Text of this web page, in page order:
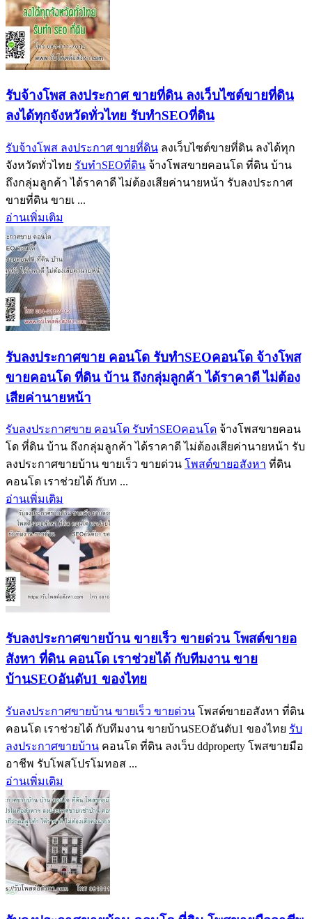
รับจ้างโพส ลงประกาศ ขายที่ดิน ลงเว็บไซต์ขายที่ดิน
ลงได้ทุกจังหวัดทั่วไทย รับทำSEOที่ดิน
รับจ้างโพส ลงประกาศ ขายที่ดิน ลงเว็บไซต์ขายที่ดิน ลงได้ทุก
จังหวัดทั่วไทย รับทำSEOที่ดิน จ้างโพสขายคอนโด ที่ดิน บ้าน
ถึงกลุ่มลูกค้า ได้ราคาดี ไม่ต้องเสียค่านายหน้า รับลงประกาศ
ขายที่ดิน ขายเ ...
อ่านเพิ่มเติม
รับลงประกาศขาย คอนโด รับทำSEOคอนโด จ้างโพส
ขายคอนโด ที่ดิน บ้าน ถึงกลุ่มลูกค้า ได้ราคาดี ไม่ต้อง
เสียค่านายหน้า
รับลงประกาศขาย คอนโด รับทำSEOคอนโด จ้างโพสขายคอน
โด ที่ดิน บ้าน ถึงกลุ่มลูกค้า ได้ราคาดี ไม่ต้องเสียค่านายหน้า รับ
ลงประกาศขายบ้าน ขายเร็ว ขายด่วน โพสต์ขายอสังหา ที่ดิน
คอนโด เราช่วยได้ กับท ...
อ่านเพิ่มเติม
รับลงประกาศขายบ้าน ขายเร็ว ขายด่วน โพสต์ขายอ
สังหา ที่ดิน คอนโด เราช่วยได้ กับทีมงาน ขาย
บ้านSEOอันดับ1 ของไทย
รับลงประกาศขายบ้าน ขายเร็ว ขายด่วน โพสต์ขายอสังหา ที่ดิน
คอนโด เราช่วยได้ กับทีมงาน ขายบ้านSEOอันดับ1 ของไทย รับ
ลงประกาศขายบ้าน คอนโด ที่ดิน ลงเว็บ ddproperty โพสขายมือ
อาชีพ รับโพสโปรโมทอส ...
อ่านเพิ่มเติม